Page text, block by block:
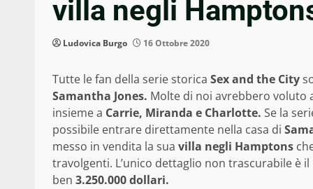
villa negli
Ludovica Burgo 16 Ottobre 2020
Tutte le fan della serie storica Sex and the City
Samantha Jones. Molte di noi avrebbero voluto
insieme a Carrie, Miranda e Charlotte. Se la
possibile entrare direttamente nella casa di
messo in vendita la sua villa negli Hamptons
travolgenti. L’unico dettaglio non trascurabile è
ben 3.250.000 dollari.